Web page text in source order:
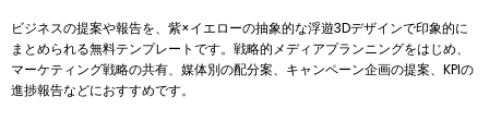
ビジネスの提案や報告を、紫×イエローの抽象的な浮遊3Dデザインで印象的に
まとめられる無料テンプレートです。戦略的メディアプランニングをはじめ、
マーケティング戦略の共有、媒体別の配分案、キャンペーン企画の提案、KPIの
進捗報告などにおすすめです。